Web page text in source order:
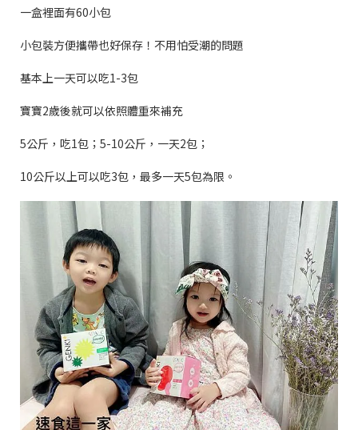
一盒裡面有60小包
小包裝方便攜帶也好保存！不用怕受潮的問題
基本上一天可以吃1-3包
寶寶2歲後就可以依照體重來補充
5公斤，吃1包； 5-10公斤，一天2包；
10公斤以上可以吃3包，最多一天5包為限。